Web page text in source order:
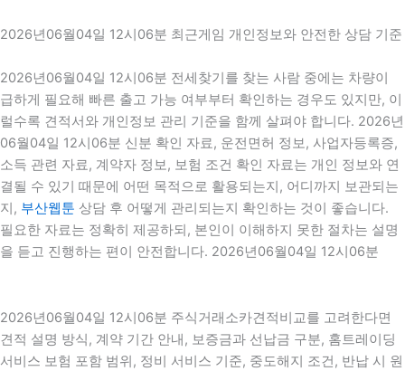
2026년06월04일 12시06분 최근게임 개인정보와 안전한 상담 기준
2026년06월04일 12시06분 전세찾기를 찾는 사람 중에는 차량이
급하게 필요해 빠른 출고 가능 여부부터 확인하는 경우도 있지만, 이
럴수록 견적서와 개인정보 관리 기준을 함께 살펴야 합니다. 2026년
06월04일 12시06분 신분 확인 자료, 운전면허 정보, 사업자등록증,
소득 관련 자료, 계약자 정보, 보험 조건 확인 자료는 개인 정보와 연
결될 수 있기 때문에 어떤 목적으로 활용되는지, 어디까지 보관되는
지, 부산웹툰 상담 후 어떻게 관리되는지 확인하는 것이 좋습니다.
필요한 자료는 정확히 제공하되, 본인이 이해하지 못한 절차는 설명
을 듣고 진행하는 편이 안전합니다. 2026년06월04일 12시06분
2026년06월04일 12시06분 주식거래소카견적비교를 고려한다면
견적 설명 방식, 계약 기간 안내, 보증금과 선납금 구분, 홈트레이딩
서비스 보험 포함 범위, 정비 서비스 기준, 중도해지 조건, 반납 시 원